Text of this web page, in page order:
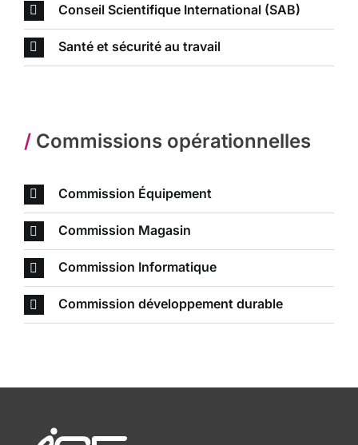
Conseil Scientifique International (SAB)
Santé et sécurité au travail
/Commissions opérationnelles
Commission Équipement
Commission Magasin
Commission Informatique
Commission développement durable